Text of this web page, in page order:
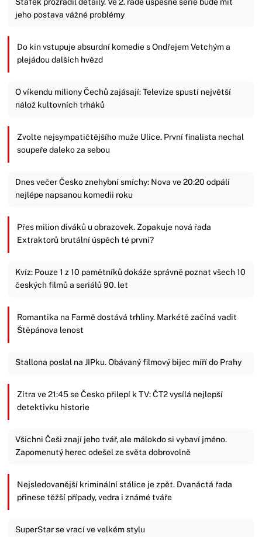
jeho postava vážné problémy
Do kin vstupuje absurdní komedie s Ondřejem Vetchým a
plejádou dalších hvězd
O víkendu miliony Čechů zajásají: Televize spustí největší
nálož kultovních trháků
Zvolte nejsympatičtějšího muže Ulice. První finalista nechal
soupeře daleko za sebou
Dnes večer Česko znehybní smíchy: Nova ve 20:20 odpálí
nejlépe napsanou komedii roku
Přes milion diváků u obrazovek. Zopakuje nová řada
Extraktorů brutální úspěch té první?
Kvíz: Pouze 1 z 10 pamětníků dokáže správně poznat všech 10
českých filmů a seriálů 90. let
Romantika na Farmě dostává trhliny. Markétě začíná vadit
Štěpánova lenost
Stallona poslal na JIPku. Obávaný filmový bijec míří do Prahy
Zítra ve 21:45 se Česko přilepí k TV: ČT2 vysílá nejlepší
detektivku historie
Všichni Češi znají jeho tvář, ale málokdo si vybaví jméno.
Zapomenutý herec odešel ze světa dobrovolně
Nejsledovanější kriminální stálice je zpět. Dvanáctá řada
přinese těžší případy, vedra i známé tváře
SuperStar se vrací ve velkém stylu